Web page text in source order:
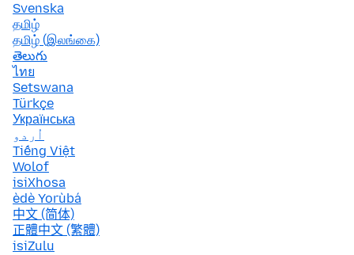
Svenska
தமிழ்
தமிழ் (இலங்கை)
తెలుగు
ไทย
Setswana
Türkçe
Українська
اُردو
Tiếng Việt
Wolof
isiXhosa
èdè Yorùbá
中文 (简体)
正體中文 (繁體)
isiZulu